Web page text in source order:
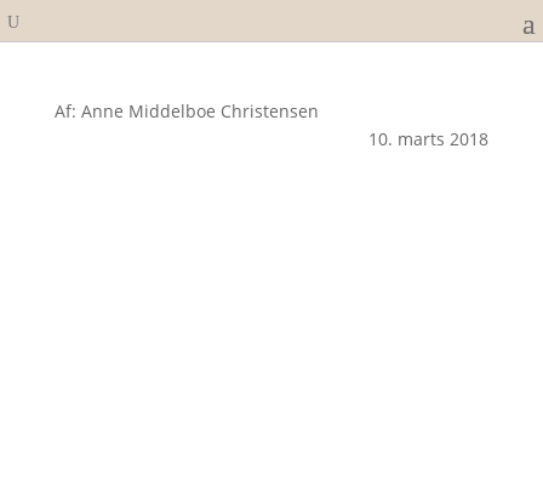
Af: Anne Middelboe Christensen
10. marts 2018